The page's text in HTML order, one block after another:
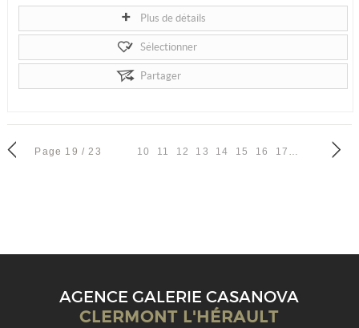
Plus de détails
Sélectionner
Partager
Page 19 / 23 10 11 12 13 14 15 16 17 18
AGENCE GALERIE CASANOVA
CLERMONT L'HÉRAULT